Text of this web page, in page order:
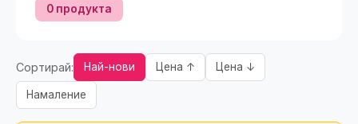
0 продукта
Сортирай: Най-нови Цена ↑ Цена ↓
Намаление